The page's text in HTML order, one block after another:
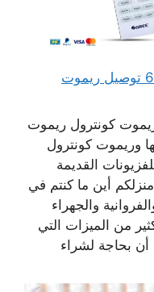
توصيل ريموت للمنزل 66041166 توصيل ريموت
كونترول ريموت
وريموت كونترول
القديمة
أين ما كنتم في
والجهراء
من الميزات التي
بحاجة لشراء